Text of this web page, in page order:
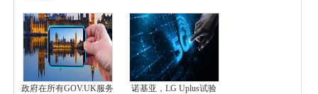
政府在所有GOV.UK服务
诺基亚，LG Uplus试验